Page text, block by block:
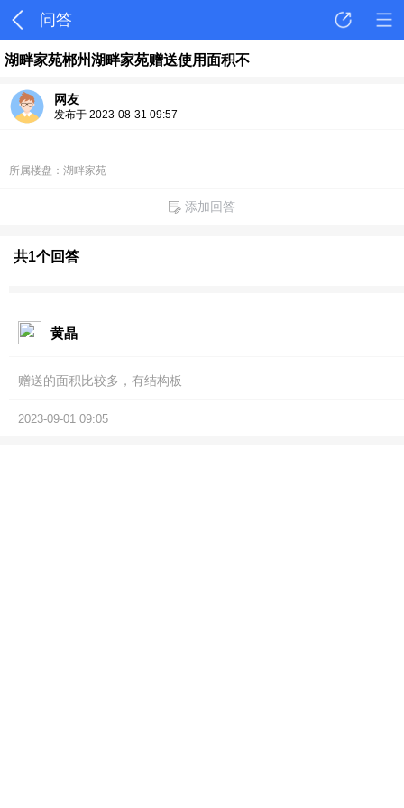
问答
湖畔家苑郴州湖畔家苑赠送使用面积不
网友
发布于 2023-08-31 09:57
所属楼盘：湖畔家苑
添加回答
共1个回答
黄晶
赠送的面积比较多，有结构板
2023-09-01 09:05